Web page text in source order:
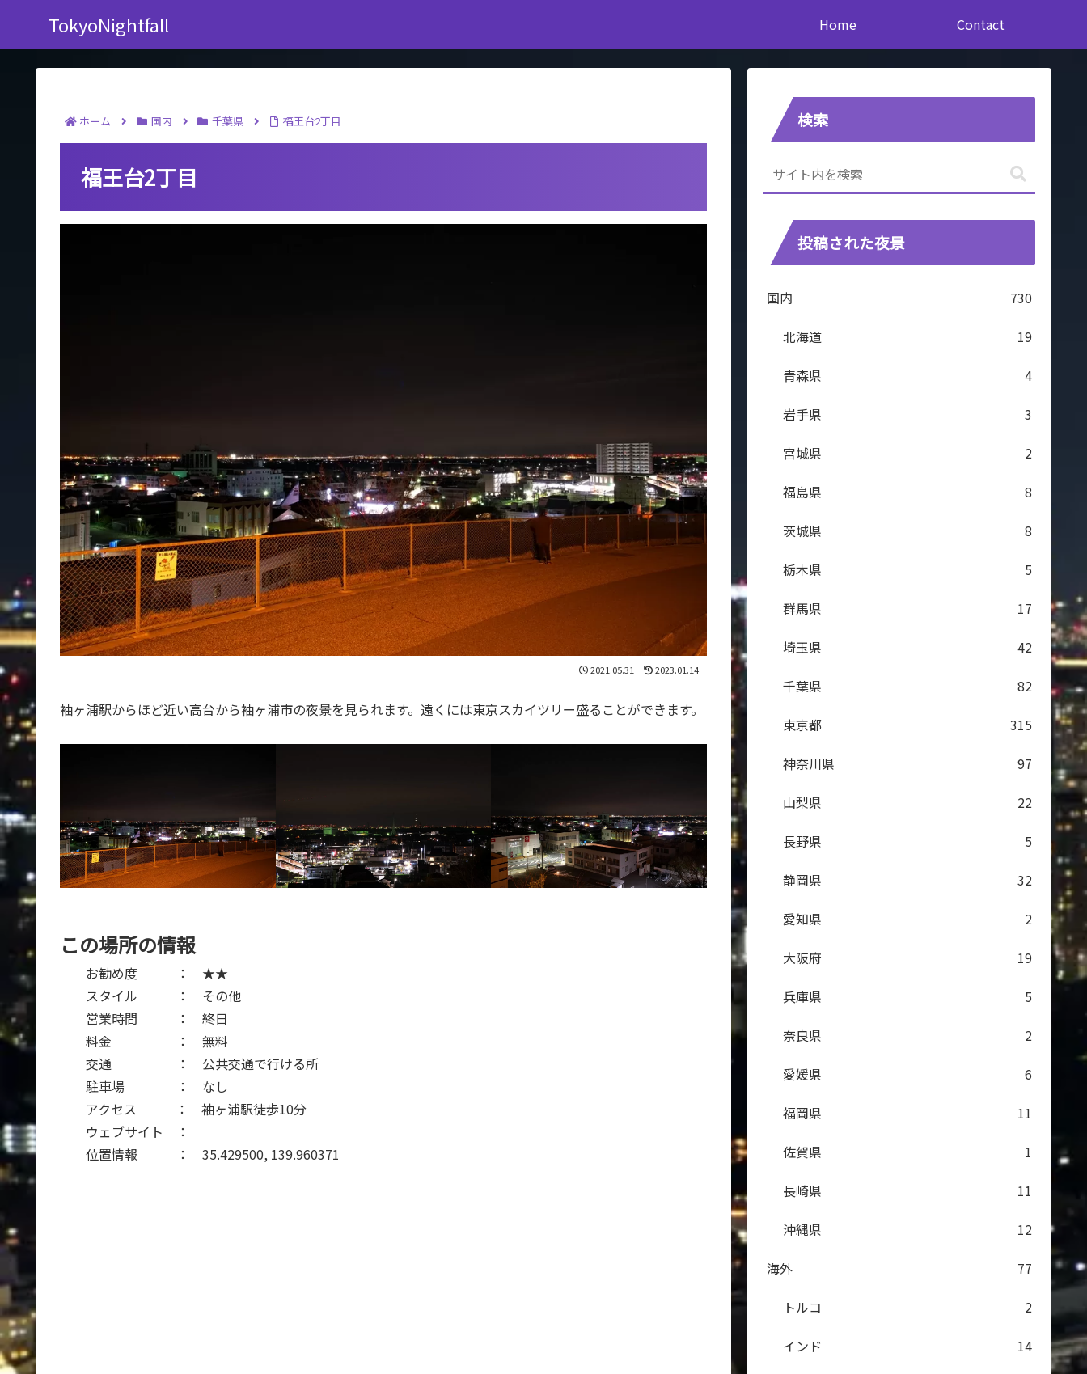
TokyoNightfall Home Contact
ホーム 国内 千葉県 福王台2丁目
福王台2丁目
2021.05.31 2023.01.14
袖ヶ浦駅からほど近い高台から袖ヶ浦市の夜景を見られます。遠くには東京スカイツリー盛ることができます。
この場所の情報
お勧め度 ： ★★
スタイル ： その他
営業時間 ： 終日
料金 ： 無料
交通 ： 公共交通で行ける所
駐車場 ： なし
アクセス ： 袖ヶ浦駅徒歩10分
ウェブサイト ：
位置情報 ： 35.429500, 139.960371
検索
投稿された夜景
国内
730
北海道
19
青森県
4
岩手県
3
宮城県
2
福島県
8
茨城県
8
栃木県
5
群馬県
17
埼玉県
42
千葉県
82
東京都
315
神奈川県
97
山梨県
22
長野県
5
静岡県
32
愛知県
2
大阪府
19
兵庫県
5
奈良県
2
愛媛県
6
福岡県
11
佐賀県
1
長崎県
11
沖縄県
12
海外
77
トルコ
2
インド
14